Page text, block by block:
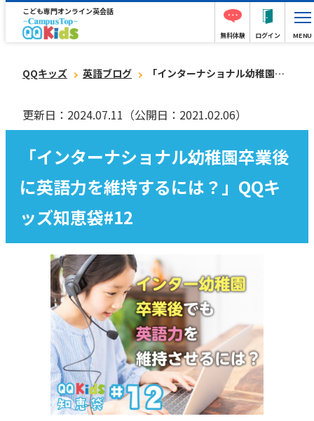
こども専門オンライン英会話
無料体験 ログイン MENU
QQキッズ 英語ブログ 「インターナショナル幼稚園卒業後に英語力を維持するには？」QQキッズ知恵袋#12
更新日：2024.07.11 （公開日：2021.02.06）
「インターナショナル幼稚園卒業後
に英語力を維持するには？」QQキ
ッズ知恵袋#12